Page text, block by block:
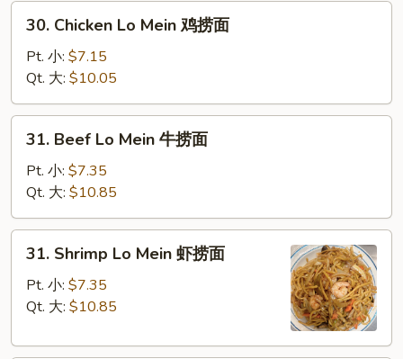
叉
Chicken
Mein
鸡
捞
30. Chicken Lo Mein 鸡捞面
Pt. 小: $7.15
Qt. 大: $10.05
Beef
Mein
牛
捞
31. Beef Lo Mein 牛捞面
Pt. 小: $7.35
Qt. 大: $10.85
Shrimp
Mein
捞
31. Shrimp Lo Mein 虾捞面
Pt. 小: $7.35
Qt. 大: $10.85